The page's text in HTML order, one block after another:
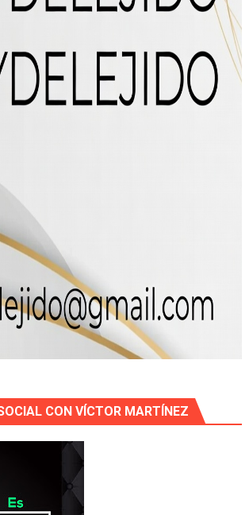
CON VÍCTOR MARTÍNEZ